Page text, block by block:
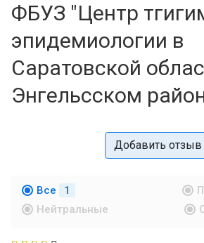
ФБУЗ "Центр
эпидемиологии в
Саратовской
Энгельсском
Добавить отзыв
Все 1
Нейтральные